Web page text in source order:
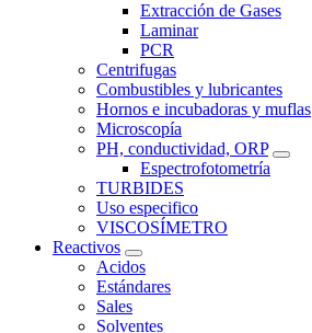
Extracción de Gases
Laminar
PCR
Centrifugas
Combustibles y lubricantes
Hornos e incubadoras y muflas
Microscopía
PH, conductividad, ORP
Espectrofotometría
TURBIDES
Uso especifico
VISCOSÍMETRO
Reactivos
Acidos
Estándares
Sales
Solventes